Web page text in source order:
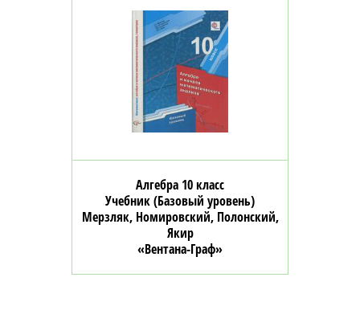
Алгебра 10 класс
Учебник (Базовый уровень)
Мерзляк, Номировский, Полонский,
Якир
«Вентана-Граф»